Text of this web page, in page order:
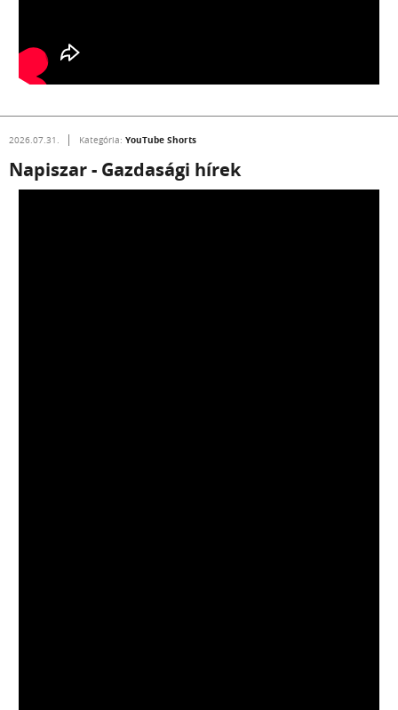
2026.07.31. Kategória: YouTube Shorts
Napiszar - Gazdasági hírek